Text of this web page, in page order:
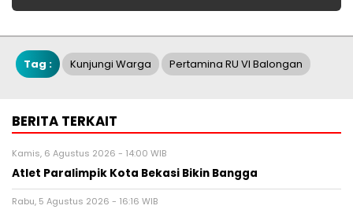
Tag : Kunjungi Warga Pertamina RU VI Balongan
BERITA TERKAIT
Kamis, 6 Agustus 2026 - 14:00 WIB
Atlet Paralimpik Kota Bekasi Bikin Bangga
Rabu, 5 Agustus 2026 - 16:16 WIB